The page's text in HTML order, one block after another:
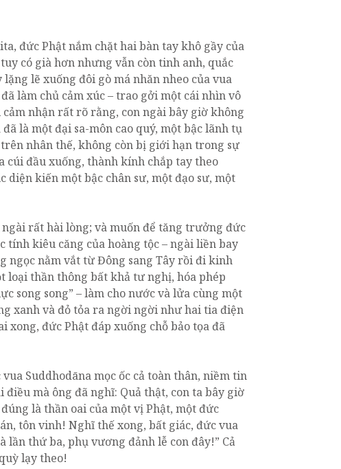
đức Phật nắm chặt hai bàn tay khô gầy của
có già hơn nhưng vẫn còn tinh anh, quắc
lẽ xuống đôi gò má nhăn nheo của vua
làm chủ cảm xúc – trao gởi một cái nhìn vô
nhận rất rõ rằng, con ngài bây giờ không
là một đại sa-môn cao quý, một bậc lãnh tụ
nhân thế, không còn bị giới hạn trong sự
cúi đầu xuống, thành kính chắp tay theo
diện kiến một bậc chân sư, một đạo sư, một
rất hài lòng; và muốn để tăng trưởng đức
tính kiêu căng của hoàng tộc – ngài liền bay
ngọc nằm vắt từ Đông sang Tây rồi đi kinh
loại thần thông bất khả tư nghị, hóa phép
song song” – làm cho nước và lửa cùng một
xanh và đỏ tỏa ra ngời ngời như hai tia điện
xong, đức Phật đáp xuống chỗ bảo tọa đã
Suddhodāna mọc ốc cả toàn thân, niềm tin
mà ông đã nghĩ: Quả thật, con ta bây giờ
là thần oai của một vị Phật, một đức
tôn vinh! Nghĩ thế xong, bất giác, đức vua
thứ ba, phụ vương đảnh lễ con đây!” Cả
lạy theo!